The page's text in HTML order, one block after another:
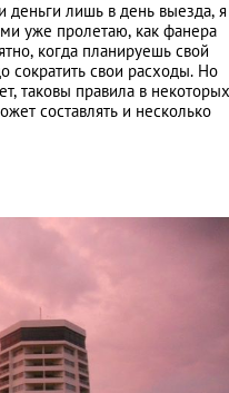
деньги лишь в день выезда, я
уже пролетаю, как фанера
когда планируешь свой
сократить свои расходы. Но
таковы правила в некоторых
составлять и несколько